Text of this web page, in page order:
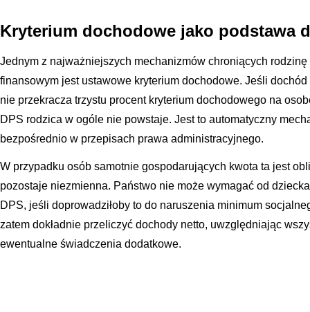
Kryterium dochodowe jako podstawa
Jednym z najważniejszych mechanizmów chroniących
finansowym jest ustawowe kryterium dochodowe. Jeśli
nie przekracza trzystu procent kryterium dochodowego na
DPS rodzica w ogóle nie powstaje. Jest to automatyczny
bezpośrednio w przepisach prawa administracyjnego.
W przypadku osób samotnie gospodarujących kwota ta jest
pozostaje niezmienna. Państwo nie może wymagać od
DPS, jeśli doprowadziłoby to do naruszenia minimum
zatem dokładnie przeliczyć dochody netto, uwzględniając
ewentualne świadczenia dodatkowe.